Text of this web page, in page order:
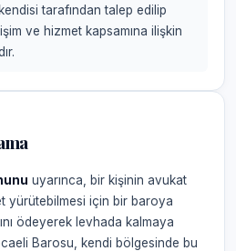
tarafından talep edilip
ve hizmet kapsamına ilişkin
uyarınca, bir kişinin avukat
yürütebilmesi için bir baroya
ödeyerek levhada kalmaya
Barosu, kendi bölgesinde bu